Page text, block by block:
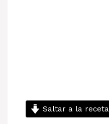
Saltar a la receta